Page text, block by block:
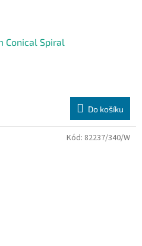
Conical Spiral
Do košíku
Kód: 82237/340/W